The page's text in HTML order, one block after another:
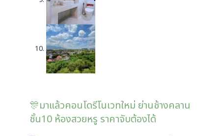
🎊มาแล้วคอนโดรีโนเวทใหม่ ย่านช้างคลาน
ชั้น10 ห้องสวยหรู ราคาจับต้องได้